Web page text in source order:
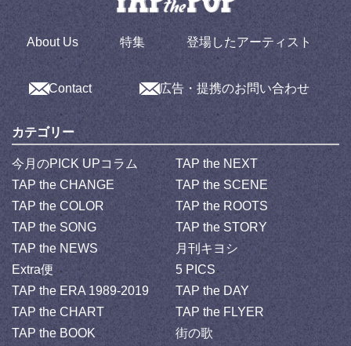
About Us 特集 登場したアーティスト
Contact 広告・提携のお問い合わせ
カテゴリー
今月のPICK UPコラム
TAP the NEXT
TAP the CHANGE
TAP the SCENE
TAP the COLOR
TAP the ROOTS
TAP the SONG
TAP the STORY
TAP the NEWS
月刊キヨシ
Extra便
5 PICS
TAP the ERA 1989-2019
TAP the DAY
TAP the CHART
TAP the FLYER
TAP the BOOK
街の歌